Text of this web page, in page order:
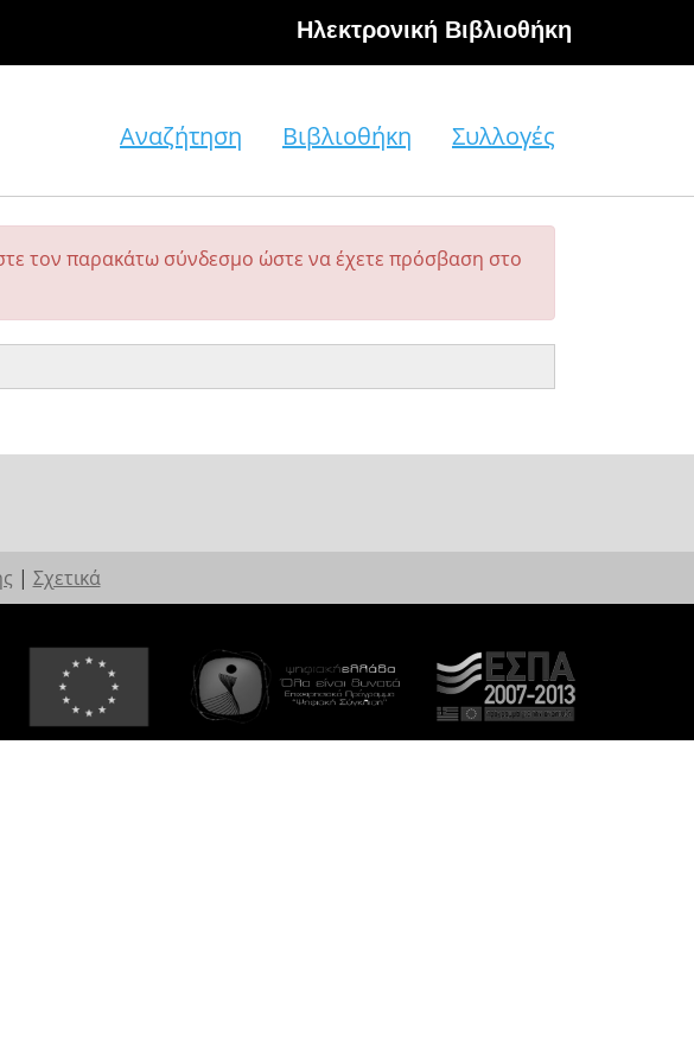
Hλεκτρονική Βιβλιοθήκη
Αναζήτηση Βιβλιοθήκη Συλλογές
τον παρακάτω σύνδεσμο ώστε να έχετε πρόσβαση στο
| Σχετικά